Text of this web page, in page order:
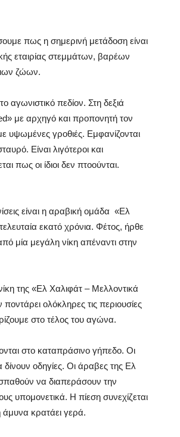
πως η σημερινή μετάδοση είναι
εταιρίας στεμμάτων, βαρέων
ζώων.
αγωνιστικό πεδίον. Στη δεξιά
με αρχηγό και προπονητή τον
υψωμένες γροθιές. Εμφανίζονται
Είναι λιγότεροι και
πως οι ίδιοι δεν πτοούνται.
είναι η αραβική ομάδα «Ελ
εκατό χρόνια. Φέτος, ήρθε
μία μεγάλη νίκη απέναντι στην
της «Ελ Χαλιφάτ – Μελλοντικά
ολόκληρες τις περιουσίες
στο τέλος του αγώνα.
στο καταπράσινο γήπεδο. Οι
οδηγίες. Οι άραβες της Ελ
να διαπεράσουν την
υπομονετικά. Η πίεση συνεχίζεται
άμυνα κρατάει γερά.